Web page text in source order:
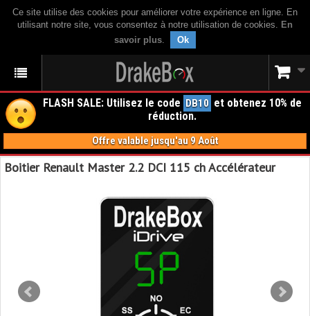
Ce site utilise des cookies pour améliorer votre expérience en ligne. En
utilisant notre site, vous consentez à notre utilisation de cookies. En
savoir plus. Ok
FLASH SALE: Utilisez le code DB10 et obtenez 10% de
réduction.
Offre valable jusqu'au 9 Août
Boitier Renault Master 2.2 DCI 115 ch Accélérateur